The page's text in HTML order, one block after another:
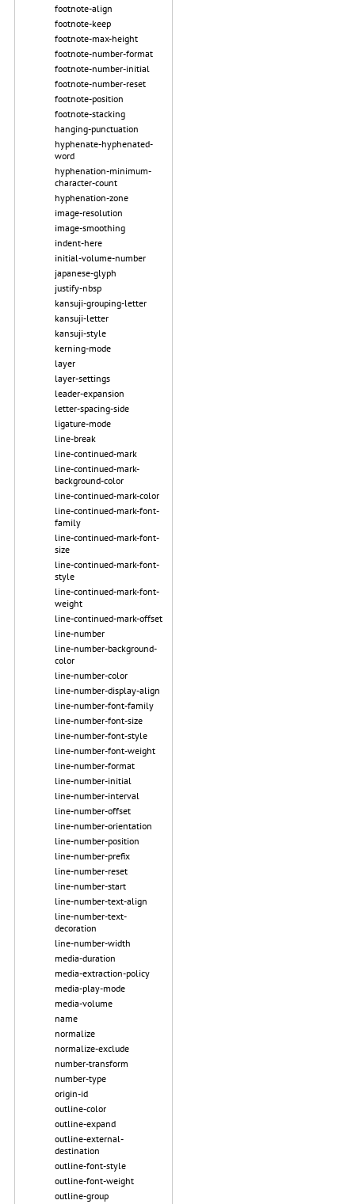
footnote-align
footnote-keep
footnote-max-height
footnote-number-format
footnote-number-initial
footnote-number-reset
footnote-position
footnote-stacking
hanging-punctuation
hyphenate-hyphenated-
word
hyphenation-minimum-
character-count
hyphenation-zone
image-resolution
image-smoothing
indent-here
initial-volume-number
japanese-glyph
justify-nbsp
kansuji-grouping-letter
kansuji-letter
kansuji-style
kerning-mode
layer
layer-settings
leader-expansion
letter-spacing-side
ligature-mode
line-break
line-continued-mark
line-continued-mark-
background-color
line-continued-mark-color
line-continued-mark-font-
family
line-continued-mark-font-
size
line-continued-mark-font-
style
line-continued-mark-font-
weight
line-continued-mark-offset
line-number
line-number-background-
color
line-number-color
line-number-display-align
line-number-font-family
line-number-font-size
line-number-font-style
line-number-font-weight
line-number-format
line-number-initial
line-number-interval
line-number-offset
line-number-orientation
line-number-position
line-number-prefix
line-number-reset
line-number-start
line-number-text-align
line-number-text-
decoration
line-number-width
media-duration
media-extraction-policy
media-play-mode
media-volume
name
normalize
normalize-exclude
number-transform
number-type
origin-id
outline-color
outline-expand
outline-external-
destination
outline-font-style
outline-font-weight
outline-group